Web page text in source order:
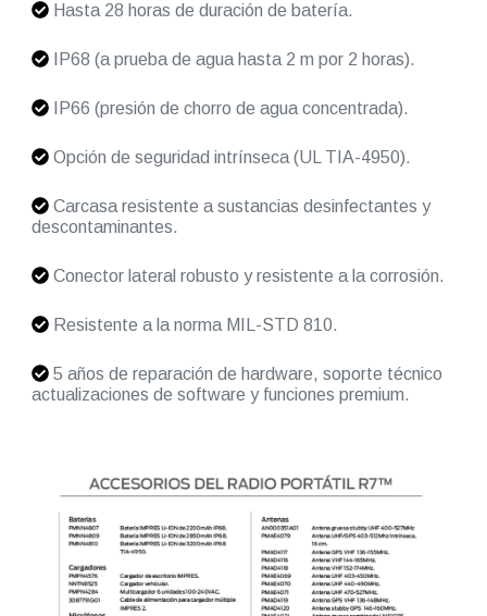
Hasta 28 horas de duración de batería.
IP68 (a prueba de agua hasta 2 m por 2 horas).
IP66 (presión de chorro de agua concentrada).
Opción de seguridad intrínseca (UL TIA-4950).
Carcasa resistente a sustancias desinfectantes y
descontaminantes.
Conector lateral robusto y resistente a la corrosión.
Resistente a la norma MIL-STD 810.
5 años de reparación de hardware, soporte técnico
actualizaciones de software y funciones premium.